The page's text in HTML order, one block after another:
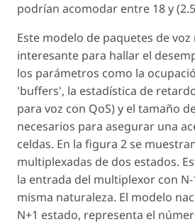
podrían acomodar entre 18 y
Este modelo de paquetes de
interesante para hallar el
los parámetros como la
'buffers', la estadística de
para voz con QoS) y el tamaño
necesarios para asegurar una
celdas. En la figura 2 se
multiplexadas de dos estados.
la entrada del multiplexor con
misma naturaleza. El modelo
N+1 estado, representa el